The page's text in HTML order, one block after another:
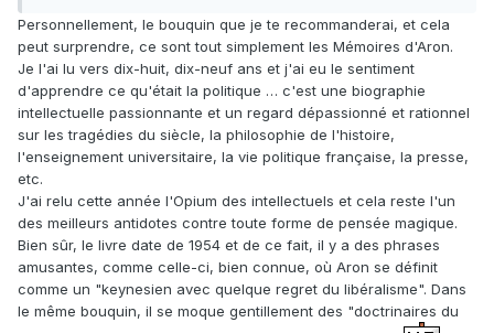
Personnellement, le bouquin que je te recommanderai, et cela
peut surprendre, ce sont tout simplement les Mémoires d'Aron.
Je l'ai lu vers dix-huit, dix-neuf ans et j'ai eu le sentiment
d'apprendre ce qu'était la politique … c'est une biographie
intellectuelle passionnante et un regard dépassionné et rationnel
sur les tragédies du siècle, la philosophie de l'histoire,
l'enseignement universitaire, la vie politique française, la presse,
etc.
J'ai relu cette année l'Opium des intellectuels et cela reste l'un
des meilleurs antidotes contre toute forme de pensée magique.
Bien sûr, le livre date de 1954 et de ce fait, il y a des phrases
amusantes, comme celle-ci, bien connue, où Aron se définit
comme un "keynesien avec quelque regret du libéralisme". Dans
le même bouquin, il se moque gentillement des "doctrinaires du